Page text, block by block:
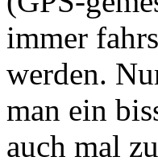
immer
werden.
man ein
auch mal